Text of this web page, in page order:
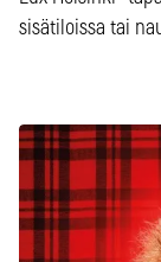
sisätiloissa tai